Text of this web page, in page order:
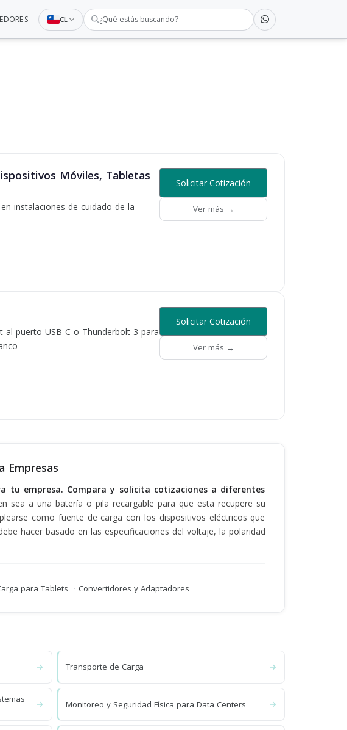
CL ¿Qué estás buscando?
Móviles, Tabletas
instalaciones de cuidado de la
Solicitar Cotización
Ver más →
al puerto USB-C o Thunderbolt 3 para
Solicitar Cotización
Ver más →
Empresas
tu empresa. Compara y solicita cotizaciones a diferentes
sea a una batería o pila recargable para que esta recupere su
como fuente de carga con los dispositivos eléctricos que
hacer basado en las especificaciones del voltaje, la polaridad
para Tablets · Convertidores y Adaptadores
Transporte de Carga
Monitoreo y Seguridad Física para Data Centers